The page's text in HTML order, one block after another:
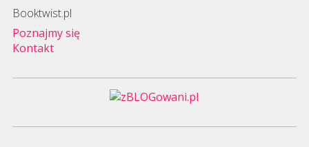
Booktwist.pl
Poznajmy się
Kontakt